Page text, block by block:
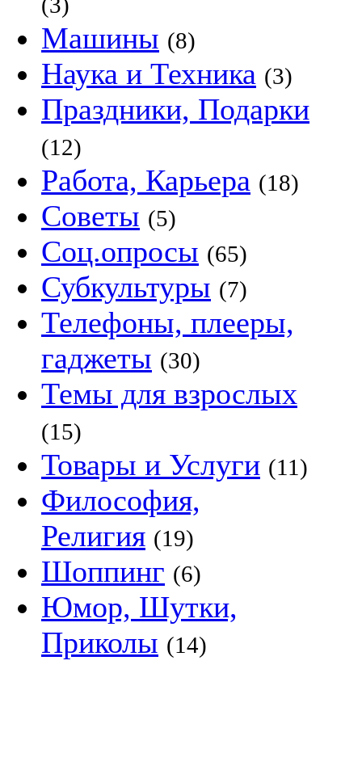
Машины (8)
Наука и Техника (3)
Праздники, Подарки
(12)
Работа, Карьера (18)
Советы (5)
Соц.опросы (65)
Субкультуры (7)
Телефоны, плееры,
гаджеты (30)
Темы для взрослых
(15)
Товары и Услуги (11)
Философия,
Религия (19)
Шоппинг (6)
Юмор, Шутки,
Приколы (14)